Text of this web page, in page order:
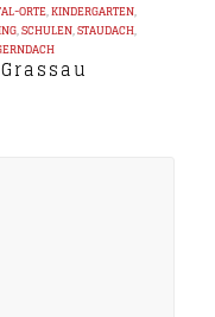
ORTE,KINDERGARTEN,
,SCHULEN,STAUDACH,